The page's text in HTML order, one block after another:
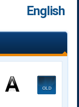
English